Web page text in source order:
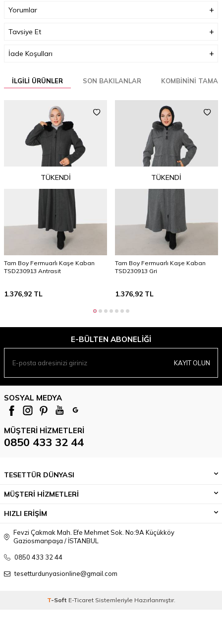
Yorumlar
Tavsiye Et
İade Koşulları
İLGILI ÜRÜNLER SON BAKILANLAR KOMBININI
TÜKENDI
Tam Boy Fermuarlı Kaşe Kaban
TSD230913 Antrasit
1.376,92 TL
TÜKENDI
Tam Boy Fermuarlı Kaşe Kaban
TSD230913 Gri
1.376,92TL
E-BÜLTEN ABONELIĞI
KAYIT OLUN
SOSYAL MEDYA
MÜŞTERI HIZMETLERI
0850 433 32 44
TESETTÜR DÜNYASI
MÜŞTERİ HİZMETLERİ
HIZLI ERİŞİM
Fevzi Çakmak Mah. Efe Mehmet Sok. No:9A Küçükköy
Gaziosmanpaşa / İSTANBUL
0850 433 32 44
tesetturdunyasionline@gmail.com
T-Soft E-TicaretSistemleriyle Hazırlanmıştır.